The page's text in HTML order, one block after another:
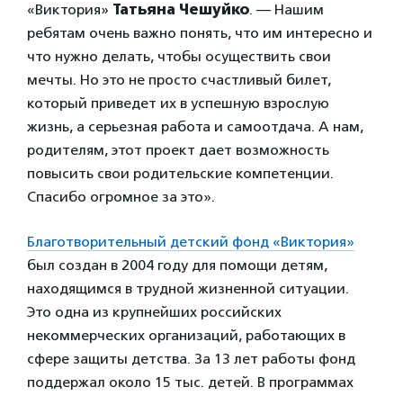
«Виктория» Татьяна Чешуйко. — Нашим
ребятам очень важно понять, что им интересно и
что нужно делать, чтобы осуществить свои
мечты. Но это не просто счастливый билет,
который приведет их в успешную взрослую
жизнь, а серьезная работа и самоотдача. А нам,
родителям, этот проект дает возможность
повысить свои родительские компетенции.
Спасибо огромное за это».
Благотворительный детский фонд «Виктория»
был создан в 2004 году для помощи детям,
находящимся в трудной жизненной ситуации.
Это одна из крупнейших российских
некоммерческих организаций, работающих в
сфере защиты детства. За 13 лет работы фонд
поддержал около 15 тыс. детей. В программах